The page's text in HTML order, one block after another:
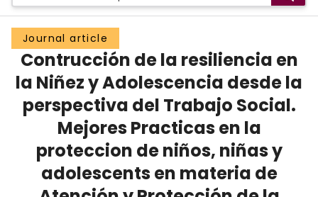
Groups
Scholarly Works
About
Journal article
Contrucción de la resiliencia en
la Niñez y Adolescencia desde la
perspectiva del Trabajo Social.
Mejores Practicas en la
proteccion de niños, niñas y
adolescents en materia de